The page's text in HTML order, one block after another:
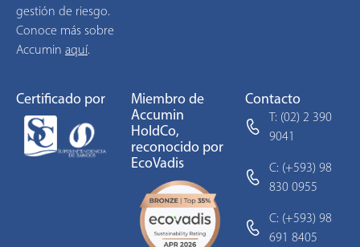
gestión de riesgo.
Conoce más sobre
Accumin aquí.
Certificado por
Miembro de
Accumin
HoldCo,
reconocido por
EcoVadis
Contacto
T: (02) 2 390
9041
C: (+593) 98
830 0955
C: (+593) 98
691 8405